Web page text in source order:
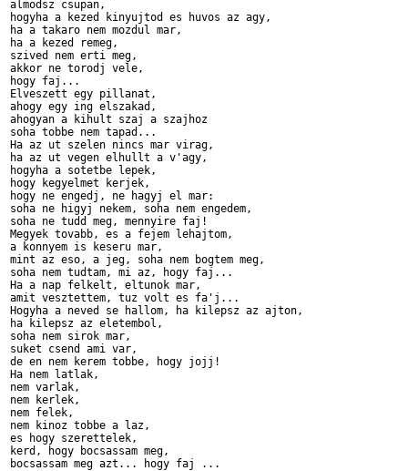
almodsz csupan,
hogyha a kezed kinyujtod es huvos az agy,
ha a takaro nem mozdul mar,
ha a kezed remeg,
szived nem erti meg,
akkor ne torodj vele,
hogy faj...
Elveszett egy pillanat,
ahogy egy ing elszakad,
ahogyan a kihult szaj a szajhoz
soha tobbe nem tapad...
Ha az ut szelen nincs mar virag,
ha az ut vegen elhullt a v'agy,
hogyha a sotetbe lepek,
hogy kegyelmet kerjek,
hogy ne engedj, ne hagyj el mar:
soha ne higyj nekem, soha nem engedem,
soha ne tudd meg, mennyire faj!
Megyek tovabb, es a fejem lehajtom,
a konnyem is keseru mar,
mint az eso, a jeg, soha nem bogtem meg,
soha nem tudtam, mi az, hogy faj...
Ha a nap felkelt, eltunok mar,
amit vesztettem, tuz volt es fa'j...
Hogyha a neved se hallom, ha kilepsz az ajton,
ha kilepsz az eletembol,
soha nem sirok mar,
suket csend ami var,
de en nem kerem tobbe, hogy jojj!
Ha nem latlak,
nem varlak,
nem kerlek,
nem felek,
nem kinoz tobbe a laz,
es hogy szerettelek,
kerd, hogy bocsassam meg,
bocsassam meg azt... hogy faj ...